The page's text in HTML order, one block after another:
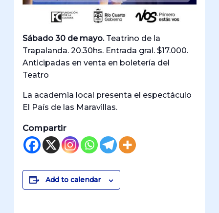
Sábado 30 de mayo.Teatrino de la
Trapalanda. 20.30hs. Entrada gral. $17.000.
Anticipadas en venta en boletería del
Teatro
La academia local presenta el espectáculo
El País de las Maravillas.
Compartir
Add to calendar